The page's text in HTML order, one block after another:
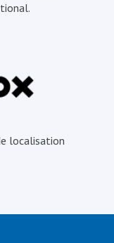
localisation